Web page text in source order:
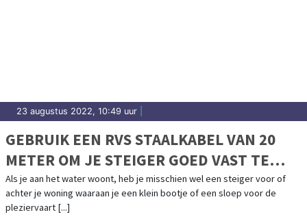
23 augustus 2022, 10:49 uur
GEBRUIK EEN RVS STAALKABEL VAN 20
METER OM JE STEIGER GOED VAST TE
ZETTEN
Als je aan het water woont, heb je misschien wel een steiger voor of
achter je woning waaraan je een klein bootje of een sloep voor de
pleziervaart [...]